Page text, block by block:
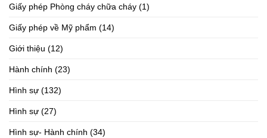
Giấy phép Phòng cháy chữa cháy (1)
Giấy phép về Mỹ phẩm (14)
Giới thiệu (12)
Hành chính (23)
Hình sự (132)
Hình sự (27)
Hình sự- Hành chính (34)